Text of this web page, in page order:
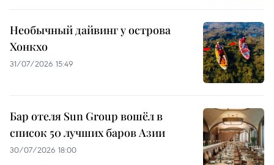
Необычный дайвинг у острова
Хонкхо
31/07/2026 15:49
Бар отеля Sun Group вошёл в
список 50 лучших баров Азии
30/07/2026 18:00